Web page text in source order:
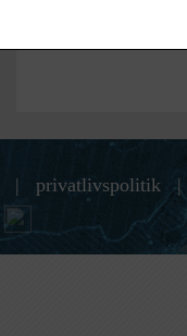
| privatlivspolitik |